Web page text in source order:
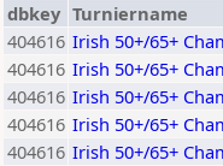
dbkey Turniername
404616 Irish 50+/65+
404616 Irish 50+/65+
404616 Irish 50+/65+
404616 Irish 50+/65+
404616 Irish 50+/65+